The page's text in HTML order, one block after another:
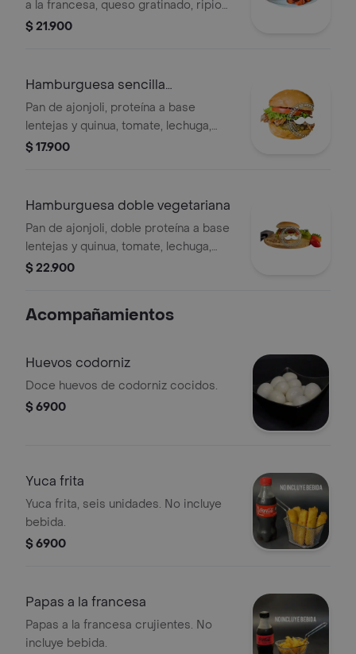
a la francesa, queso gratinado, ripio
de papa, tartara y salsa rosada.
$ 21.900
Hamburguesa sencilla
vegetariana
Pan de ajonjoli, proteína a base
lentejas y quinua, tomate, lechuga,
cebolla, queso mozarela, dulce piña,
$ 17.900
Hamburguesa doble vegetariana
Pan de ajonjoli, doble proteína a base
lentejas y quinua, tomate, lechuga,
cebolla, doble queso, dulce piña, ripio,
$ 22.900
Acompañamientos
Huevos codorniz
Doce huevos de codorniz cocidos.
$ 6900
Yuca frita
Yuca frita, seis unidades. No incluye
bebida.
$ 6900
Papas a la francesa
Papas a la francesa crujientes. No
incluye bebida.